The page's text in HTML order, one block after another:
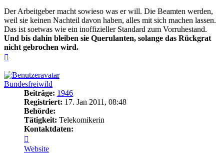
Der Arbeitgeber macht sowieso was er will. Die Beamten werden,
weil sie keinen Nachteil davon haben, alles mit sich machen lassen.
Das ist soetwas wie ein inoffizieller Standard zum Vorruhestand.
Und bis dahin bleiben sie Querulanten, solange das Rückgrat
nicht gebrochen wird.
Bundesfreiwild
Beiträge: 1946
Registriert: 17. Jan 2011, 08:48
Behörde:
Tätigkeit: Telekomikerin
Kontaktdaten:
von
Website